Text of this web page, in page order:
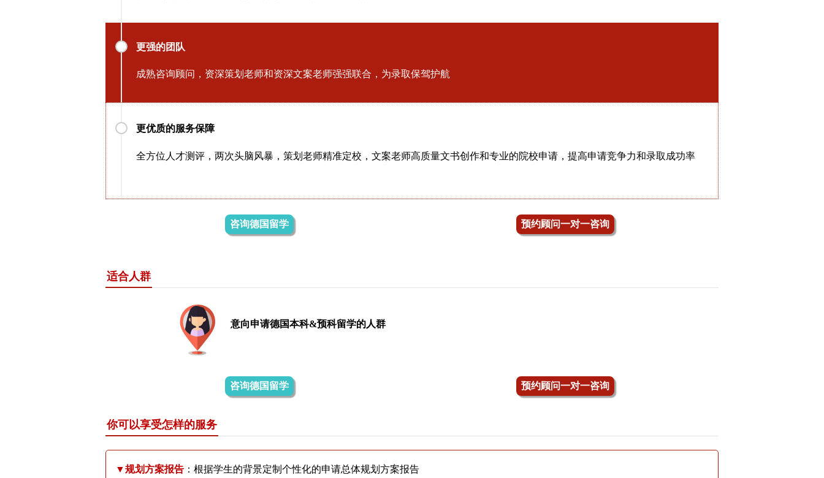
更强的团队
成熟咨询顾问，资深策划老师和资深文案老师强强联合，为录取保驾护航
更优质的服务保障
全方位人才测评，两次头脑风暴，策划老师精准定校，文案老师高质量文书创作和专业的院校申请，提高申请竞争力和录取成功率
咨询德国留学 预约顾问一对一咨询
适合人群
意向申请德国本科&预科留学的人群
咨询德国留学 预约顾问一对一咨询
你可以享受怎样的服务
▼规划方案报告 ：根据学生的背景定制个性化的申请总体规划方案报告